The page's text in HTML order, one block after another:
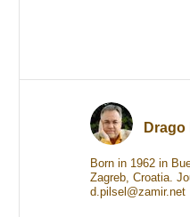
Drago
Born in 1962 in
Zagreb, Croatia.
d.pilsel@zamir.net